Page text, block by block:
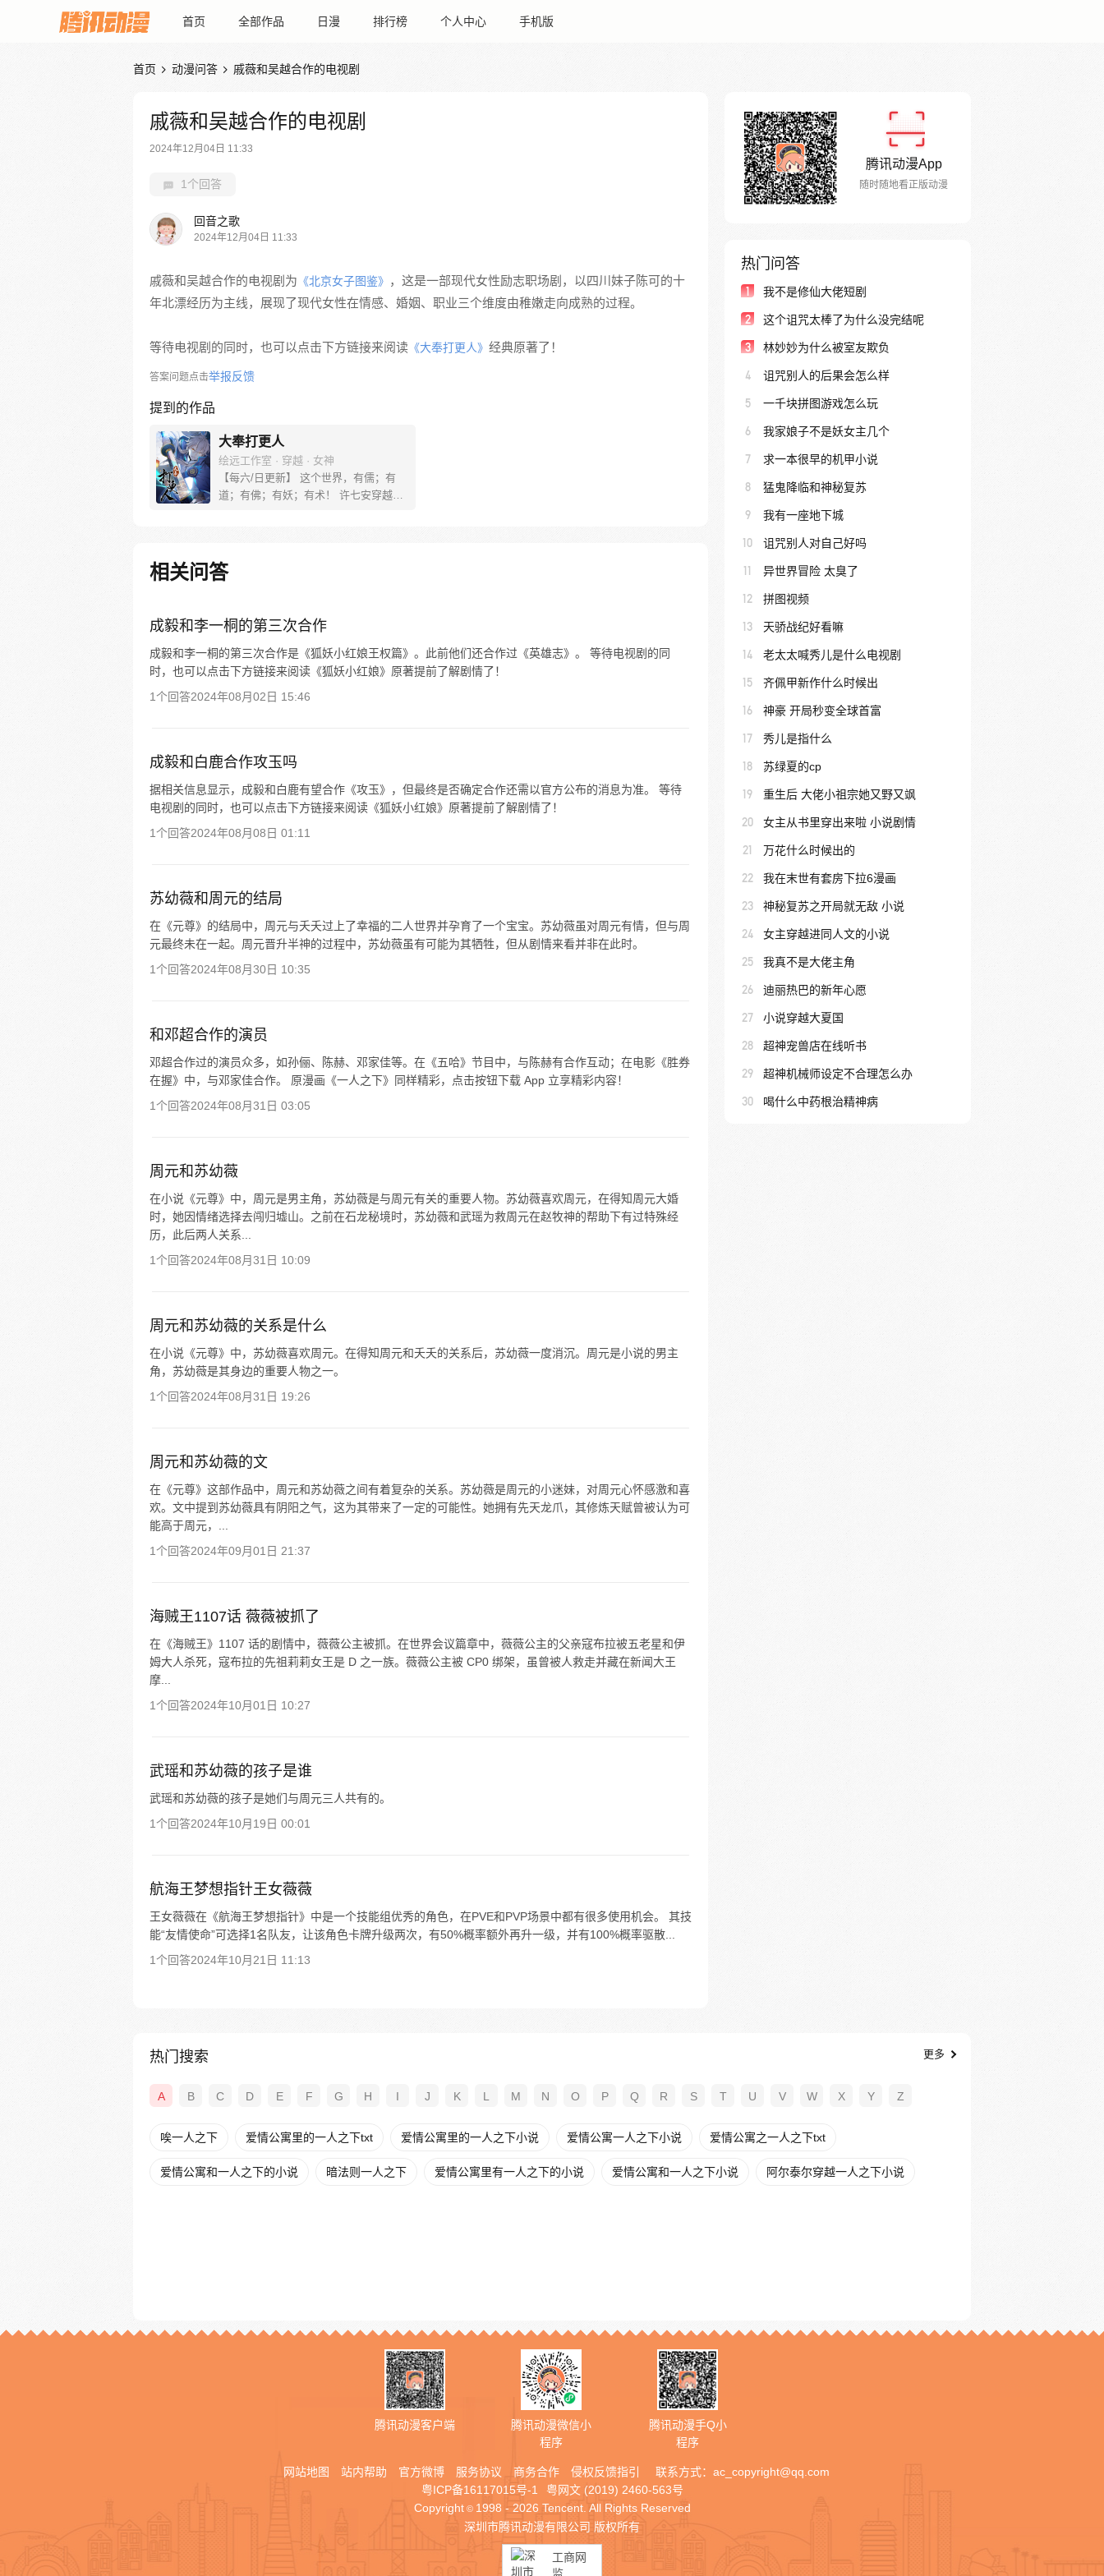
首页 全部作品 日漫 排行榜 个人中心 手机版
首页  动漫问答  戚薇和吴越合作的电视剧
戚薇和吴越合作的电视剧
2024年12月04日 11:33
1个回答
回音之歌
2024年12月04日 11:33
戚薇和吴越合作的电视剧为 《北京女子图鉴》 ，这是一部现代女性励志职场剧，以四川妹子陈可的十
年北漂经历为主线，展现了现代女性在情感、婚姻、职业三个维度由稚嫩走向成熟的过程。
等待电视剧的同时，也可以点击下方链接来阅读 《大奉打更人》 经典原著了！
答案问题点击举报反馈
提到的作品
大奉打更人
绘远工作室 · 穿越 · 女神
【每六/日更新】 这个世界，有儒；有
道；有佛；有妖；有术！ 许七安穿越醒
果…… 改编自阅文集团作者卖报小郎君
同名小说 QQ群号：799493374
相关问答
成毅和李一桐的第三次合作
成毅和李一桐的第三次合作是《狐妖小红娘王权篇》。此前他们还合作过《英雄志》。 等待电视剧的同
时，也可以点击下方链接来阅读《狐妖小红娘》原著提前了解剧情了！
1个回答2024年08月02日 15:46
成毅和白鹿合作攻玉吗
据相关信息显示，成毅和白鹿有望合作《攻玉》，但最终是否确定合作还需以官方公布的消息为准。 等待
电视剧的同时，也可以点击下方链接来阅读《狐妖小红娘》原著提前了解剧情了！
1个回答2024年08月08日 01:11
苏幼薇和周元的结局
在《元尊》的结局中，周元与夭夭过上了幸福的二人世界并孕育了一个宝宝。苏幼薇虽对周元有情，但与周
元最终未在一起。周元晋升半神的过程中，苏幼薇虽有可能为其牺牲，但从剧情来看并非在此时。
1个回答2024年08月30日 10:35
和邓超合作的演员
邓超合作过的演员众多，如孙俪、陈赫、邓家佳等。在《五哈》节目中，与陈赫有合作互动；在电影《胜券
在握》中，与邓家佳合作。 原漫画《一人之下》同样精彩，点击按钮下载 App 立享精彩内容！
1个回答2024年08月31日 03:05
周元和苏幼薇
在小说《元尊》中，周元是男主角，苏幼薇是与周元有关的重要人物。苏幼薇喜欢周元，在得知周元大婚
时，她因情绪选择去闯归墟山。之前在石龙秘境时，苏幼薇和武瑶为救周元在赵牧神的帮助下有过特殊经
历，此后两人关系...
1个回答2024年08月31日 10:09
周元和苏幼薇的关系是什么
在小说《元尊》中，苏幼薇喜欢周元。在得知周元和夭夭的关系后，苏幼薇一度消沉。周元是小说的男主
角，苏幼薇是其身边的重要人物之一。
1个回答2024年08月31日 19:26
周元和苏幼薇的文
在《元尊》这部作品中，周元和苏幼薇之间有着复杂的关系。苏幼薇是周元的小迷妹，对周元心怀感激和喜
欢。文中提到苏幼薇具有阴阳之气，这为其带来了一定的可能性。她拥有先天龙爪，其修炼天赋曾被认为可
能高于周元，...
1个回答2024年09月01日 21:37
海贼王1107话 薇薇被抓了
在《海贼王》1107 话的剧情中，薇薇公主被抓。在世界会议篇章中，薇薇公主的父亲寇布拉被五老星和伊
姆大人杀死，寇布拉的先祖莉莉女王是 D 之一族。薇薇公主被 CP0 绑架，虽曾被人救走并藏在新闻大王
摩...
1个回答2024年10月01日 10:27
武瑶和苏幼薇的孩子是谁
武瑶和苏幼薇的孩子是她们与周元三人共有的。
1个回答2024年10月19日 00:01
航海王梦想指针王女薇薇
王女薇薇在《航海王梦想指针》中是一个技能组优秀的角色，在PVE和PVP场景中都有很多使用机会。 其技
能“友情使命”可选择1名队友，让该角色卡牌升级两次，有50%概率额外再升一级，并有100%概率驱散...
1个回答2024年10月21日 11:13
腾讯动漫App
随时随地看正版动漫
热门问答
1 我不是修仙大佬短剧
2 这个诅咒太棒了为什么没完结呢
3 林妙妙为什么被室友欺负
4 诅咒别人的后果会怎么样
5 一千块拼图游戏怎么玩
6 我家娘子不是妖女主几个
7 求一本很早的机甲小说
8 猛鬼降临和神秘复苏
9 我有一座地下城
10 诅咒别人对自己好吗
11 异世界冒险 太臭了
12 拼图视频
13 天骄战纪好看嘛
14 老太太喊秀儿是什么电视剧
15 齐佩甲新作什么时候出
16 神豪 开局秒变全球首富
17 秀儿是指什么
18 苏绿夏的cp
19 重生后 大佬小祖宗她又野又飒
20 女主从书里穿出来啦 小说剧情
21 万花什么时候出的
22 我在末世有套房下拉6漫画
23 神秘复苏之开局就无敌 小说
24 女主穿越进同人文的小说
25 我真不是大佬主角
26 迪丽热巴的新年心愿
27 小说穿越大夏国
28 超神宠兽店在线听书
29 超神机械师设定不合理怎么办
30 喝什么中药根治精神病
热门搜索 更多
A B C D E F G H I J K L M N O P Q R S T U V W X Y Z
唉一人之下 爱情公寓里的一人之下txt 爱情公寓里的一人之下小说 爱情公寓一人之下小说 爱情公寓之一人之下txt
爱情公寓和一人之下的小说 暗法则一人之下 爱情公寓里有一人之下的小说 爱情公寓和一人之下小说 阿尔泰尔穿越一人之下小说
腾讯动漫客户端
腾讯动漫微信小
程序
腾讯动漫手Q小
程序
网站地图 站内帮助 官方微博 服务协议 商务合作 侵权反馈指引 联系方式： ac_copyright@qq.com
粤ICP备16117015号-1
粤网文 (2019) 2460-563号
Copyright © 1998 - 2026 Tencent. All Rights Reserved
深圳市腾讯动漫有限公司 版权所有
工商网